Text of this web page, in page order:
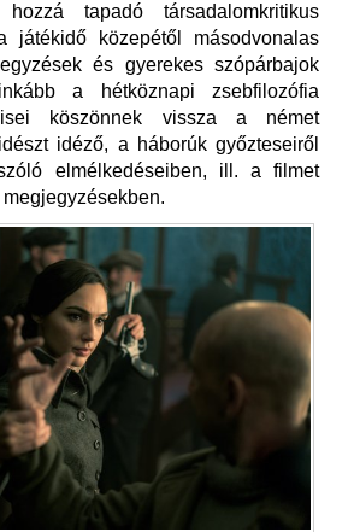
tapadó társadalomkritikus
játékidő közepétől másodvonalas
és gyerekes szópárbajok
a hétköznapi zsebfilozófia
köszönnek vissza a német
idéző, a háborúk győzteseiről
elmélkedéseiben, ill. a filmet